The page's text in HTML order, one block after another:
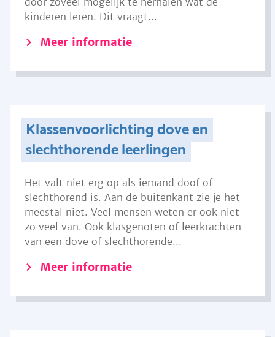
kinderen leren. Dit vraagt...
Meer informatie
Klassenvoorlichting dove en
slechthorende leerlingen
Het valt niet erg op als iemand doof of
slechthorend is. Aan de buitenkant zie je het
meestal niet. Veel mensen weten er ook niet
zo veel van. Ook klasgenoten of leerkrachten
van een dove of slechthorende...
Meer informatie